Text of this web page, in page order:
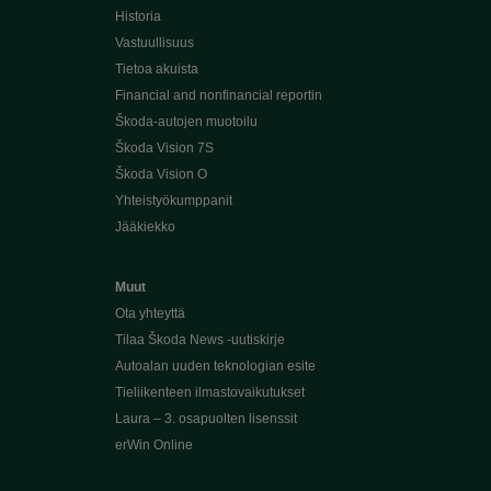
Historia
Vastuullisuus
Tietoa akuista
Financial and nonfinancial reportin
Škoda-autojen muotoilu
Škoda Vision 7S
Škoda Vision O
Yhteistyökumppanit
Jääkiekko
Muut
Ota yhteyttä
Tilaa Škoda News -uutiskirje
Autoalan uuden teknologian esite
Tieliikenteen ilmastovaikutukset
Laura – 3. osapuolten lisenssit
erWin Online